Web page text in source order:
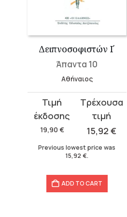
Δειπνοσοφιστών Ι΄
Άπαντα 10
Αθήναιος
19,90 €
Original
price
was:
19,90 €.
15,92€
Current
price
15,92 €.
Previous lowest price was
15,92€.
ADD TO CART